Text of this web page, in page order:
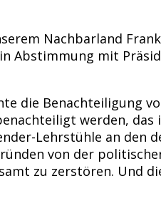
Nachbarland
Abstimmung mit
die Benachteiligung
werden,
Lehrstühle an den
von der
zu zerstören. Und